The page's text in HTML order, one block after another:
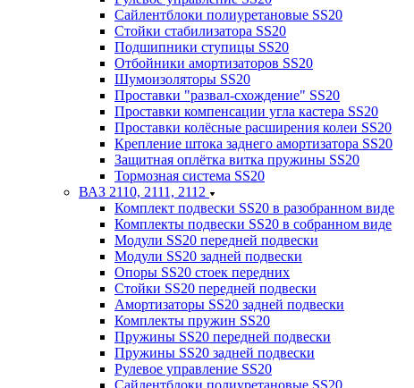
Сайлентблоки полиуретановые SS20
Стойки стабилизатора SS20
Подшипники ступицы SS20
Отбойники амортизаторов SS20
Шумоизоляторы SS20
Проставки "развал-схождение" SS20
Проставки компенсации угла кастера SS20
Проставки колёсные расширения колеи SS20
Крепление штока заднего амортизатора SS20
Защитная оплётка витка пружины SS20
Тормозная система SS20
ВАЗ 2110, 2111, 2112
Комплект подвески SS20 в разобранном виде
Комплекты подвески SS20 в собранном виде
Модули SS20 передней подвески
Модули SS20 задней подвески
Опоры SS20 стоек передних
Стойки SS20 передней подвески
Амортизаторы SS20 задней подвески
Комплекты пружин SS20
Пружины SS20 передней подвески
Пружины SS20 задней подвески
Рулевое управление SS20
Сайлентблоки полиуретановые SS20